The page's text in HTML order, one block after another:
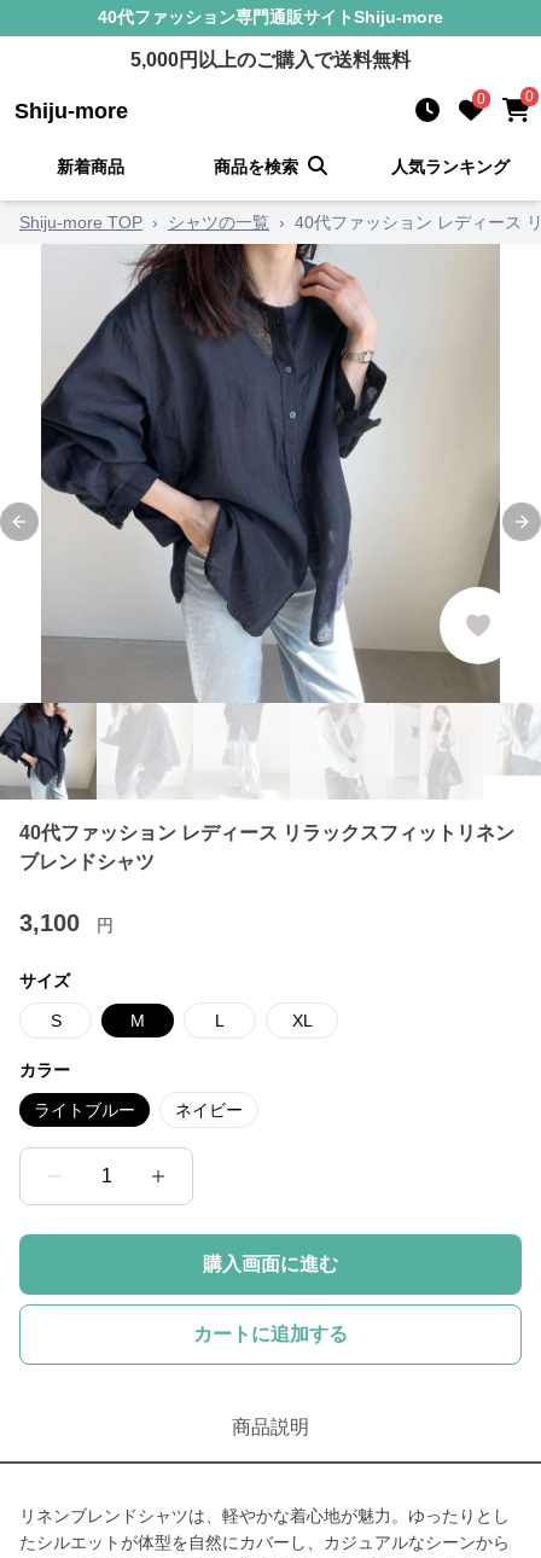
40代ファッション専門通販サイトShiju-more
5,000円以上のご購入で送料無料
Shiju-more 0 0
新着商品 商品を検索 人気ランキング
Shiju-more TOP › シャツの一覧 › 40代ファッション レディース
Previous slide
40代ファッション レディース リラックスフィットリネン
ブレンドシャツ
3,100 円
サイズ
S M L XL
カラー
ライトブルー ネイビー
1
購入画面に進む
カートに追加する
商品説明
リネンブレンドシャツは、軽やかな着心地が魅力。ゆったりとし
たシルエットが体型を自然にカバーし、カジュアルなシーンから